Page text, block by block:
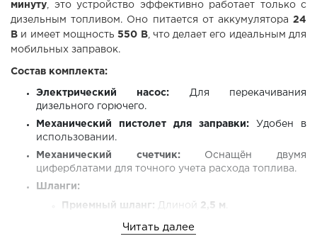
минуту , это устройство эффективно работает только с
дизельным топливом. Оно питается от аккумулятора 24
В и имеет мощность550 В, что делает его идеальным для
мобильных заправок.
Состав комплекта:
Электрический насос: Для перекачивания
дизельного горючего.
Механический пистолет для заправки: Удобен в
использовании.
Механический счетчик:Оснащён двумя
циферблатами для точного учета расхода топлива.
Шланги:
Приемный шланг: Длиной 2,5 м
Распределительный шланг:
Читать далее